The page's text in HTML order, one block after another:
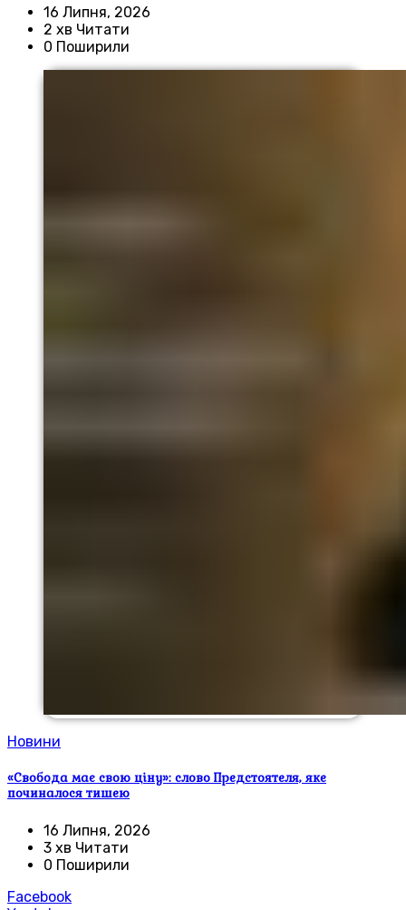
16 Липня, 2026
2 хв Читати
0 Поширили
Новини
«Свобода має свою ціну»: слово Предстоятеля, яке
починалося тишею
16 Липня, 2026
3 хв Читати
0 Поширили
Facebook